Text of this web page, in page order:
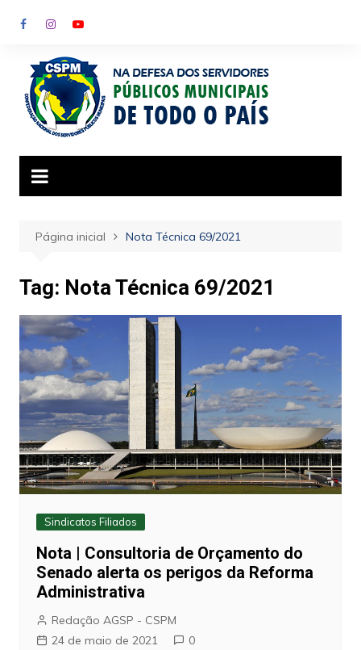
para
conteúdo
Página inicial Nota Técnica 69/2021
Tag: Nota Técnica 69/2021
Sindicatos Filiados
Nota | Consultoria de Orçamento do
Senado alerta os perigos da Reforma
Administrativa
Redação AGSP - CSPM
24 de maio de 2021
0